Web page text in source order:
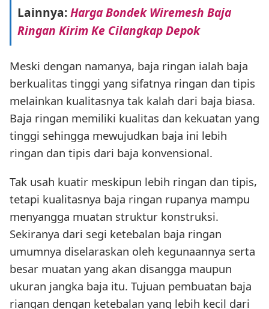
Lainnya:Harga Bondek Wiremesh Baja
Ringan Kirim Ke Cilangkap Depok
Meski dengan namanya, baja ringan ialah baja
berkualitas tinggi yang sifatnya ringan dan tipis
melainkan kualitasnya tak kalah dari baja biasa.
Baja ringan memiliki kualitas dan kekuatan yang
tinggi sehingga mewujudkan baja ini lebih
ringan dan tipis dari baja konvensional.
Tak usah kuatir meskipun lebih ringan dan tipis,
tetapi kualitasnya baja ringan rupanya mampu
menyangga muatan struktur konstruksi.
Sekiranya dari segi ketebalan baja ringan
umumnya diselaraskan oleh kegunaannya serta
besar muatan yang akan disangga maupun
ukuran jangka baja itu. Tujuan pembuatan baja
riangan dengan ketebalan yang lebih kecil dari